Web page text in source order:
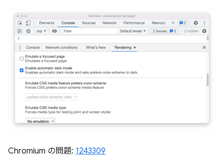
Chromium の問題: 1243309